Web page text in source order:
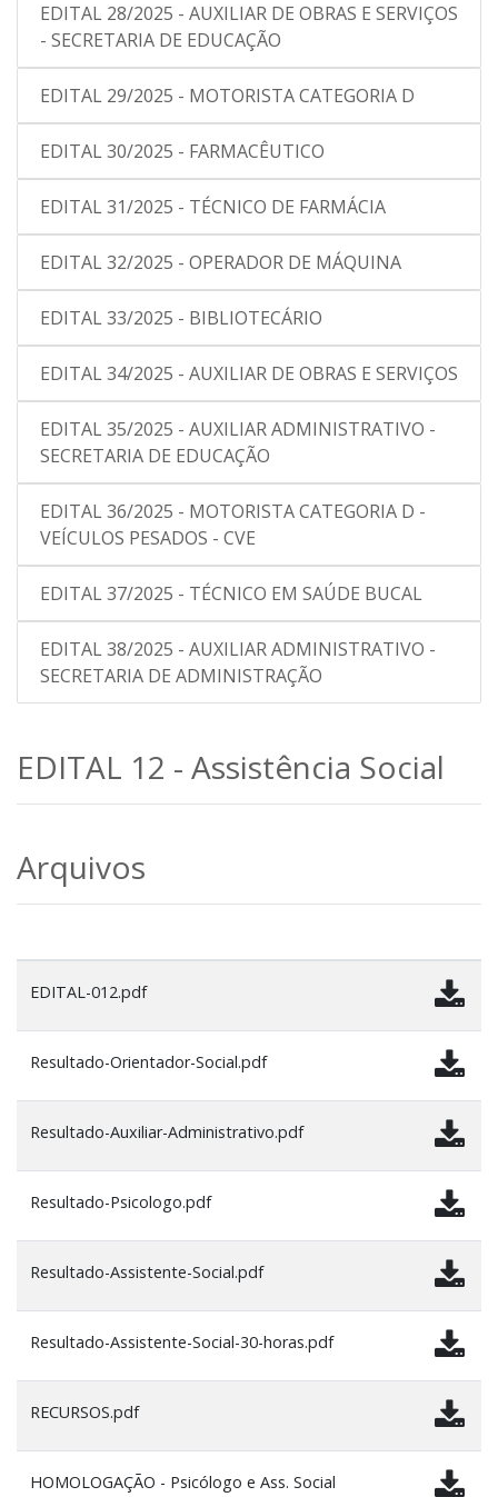
EDITAL 28/2025 - AUXILIAR DE OBRAS E SERVIÇOS
- SECRETARIA DE EDUCAÇÃO
EDITAL 29/2025 - MOTORISTA CATEGORIA D
EDITAL 30/2025 - FARMACÊUTICO
EDITAL 31/2025 - TÉCNICO DE FARMÁCIA
EDITAL 32/2025 - OPERADOR DE MÁQUINA
EDITAL 33/2025 - BIBLIOTECÁRIO
EDITAL 34/2025 - AUXILIAR DE OBRAS E SERVIÇOS
EDITAL 35/2025 - AUXILIAR ADMINISTRATIVO -
SECRETARIA DE EDUCAÇÃO
EDITAL 36/2025 - MOTORISTA CATEGORIA D -
VEÍCULOS PESADOS - CVE
EDITAL 37/2025 - TÉCNICO EM SAÚDE BUCAL
EDITAL 38/2025 - AUXILIAR ADMINISTRATIVO -
SECRETARIA DE ADMINISTRAÇÃO
EDITAL 12 - Assistência Social
Arquivos
EDITAL-012.pdf
Resultado-Orientador-Social.pdf
Resultado-Auxiliar-Administrativo.pdf
Resultado-Psicologo.pdf
Resultado-Assistente-Social.pdf
Resultado-Assistente-Social-30-horas.pdf
RECURSOS.pdf
HOMOLOGAÇÃO - Psicólogo e Ass. Social